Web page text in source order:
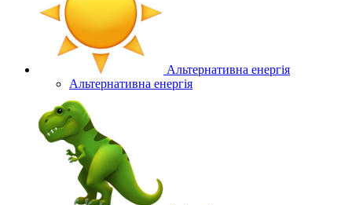
Альтернативна енергія
Альтернативна енергія